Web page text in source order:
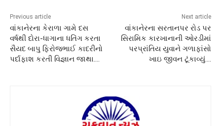
Previous article
વાંકાનેરના કેરાળા ગામે દસ
વર્ષથી દોરા-ધાગાના ધતિંગ કરતા
સૈયદ બાપુ ફિરોજભાઈ કાદરીનો
પર્દાફાશ કરતી વિજ્ઞાન જાથા….
Next article
વાંકાનેરના સરતાનપર રોડ પર
સિરામિક કારખાનાની ઓરડીમાં
પરપ્રાંતિય યુવાને ગળાફાંસો
ખાઇ જીવન ટૂંકાવ્યું….